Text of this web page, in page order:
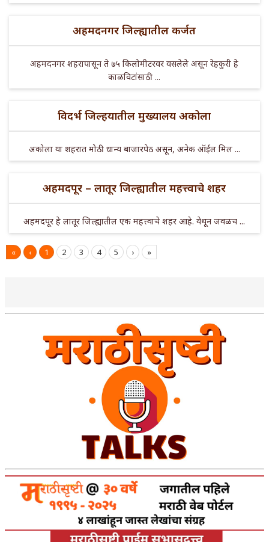
अहमदनगर जिल्ह्यातील कर्जत
अहमदनगर शहरापासून ते ७५ किलोमीटरवर वसलेले असून रेहकुरी हे
काळविटांसाठी ...
विदर्भ जिल्हयातील मुख्यालय अकोला
अकोला या शहरात मोठी धान्य बाजारपेठ असून, अनेक ऑईल मिल ...
अहमदपूर – लातूर जिल्ह्यातील महत्त्वाचे शहर
अहमदपूर हे लातूर जिल्ह्यातील एक महत्त्वाचे शहर आहे. येथून जवळच ...
« ‹ 1 2 3 4 5 › »